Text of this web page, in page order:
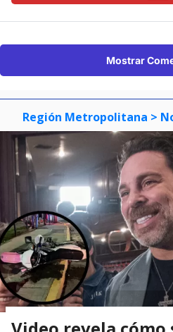
Mostrar
Región Metropolitana >